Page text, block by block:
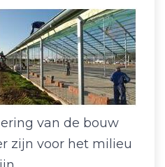
van de bouw
zijn voor het milieu